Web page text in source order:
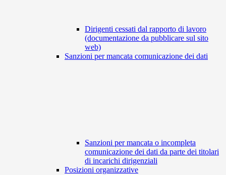
Dirigenti cessati dal rapporto di lavoro
(documentazione da pubblicare sul sito
web)
Sanzioni per mancata comunicazione dei dati
Sanzioni per mancata o incompleta
comunicazione dei dati da parte dei titolari
di incarichi dirigenziali
Posizioni organizzative